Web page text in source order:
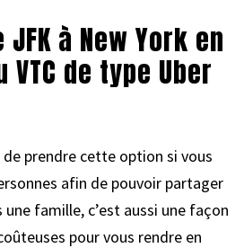
à New York en
de type Uber
prendre cette option si vous
afin de pouvoir partager
famille, c’est aussi une façon
pour vous rendre en